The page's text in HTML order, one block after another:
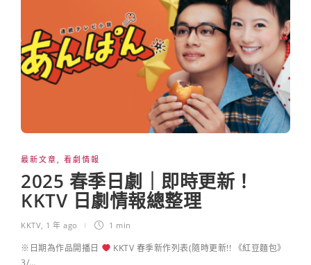
最新文章 看劇情報
2025 春季日劇｜即時更新！
KKTV 日劇情報總整理
KKTV 1 年 ago 1 min
※日期為作品開播日
KKTV 春季新作列表(隨時更新!! 《紅豆麵包》
3/…